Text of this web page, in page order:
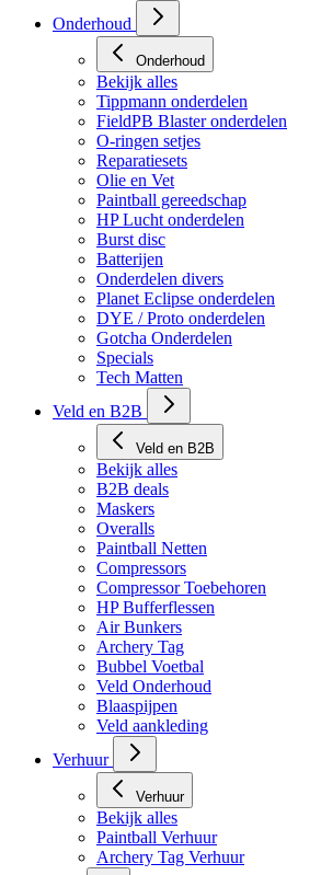
Onderhoud
Onderhoud
Bekijk alles
Tippmann onderdelen
FieldPB Blaster onderdelen
O-ringen setjes
Reparatiesets
Olie en Vet
Paintball gereedschap
HP Lucht onderdelen
Burst disc
Batterijen
Onderdelen divers
Planet Eclipse onderdelen
DYE / Proto onderdelen
Gotcha Onderdelen
Specials
Tech Matten
Veld en B2B
Veld en B2B
Bekijk alles
B2B deals
Maskers
Overalls
Paintball Netten
Compressors
Compressor Toebehoren
HP Bufferflessen
Air Bunkers
Archery Tag
Bubbel Voetbal
Veld Onderhoud
Blaaspijpen
Veld aankleding
Verhuur
Verhuur
Bekijk alles
Paintball Verhuur
Archery Tag Verhuur